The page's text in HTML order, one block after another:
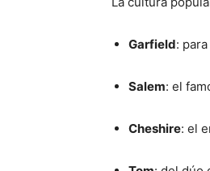
Garfield:
Salem: el
Cheshire: el